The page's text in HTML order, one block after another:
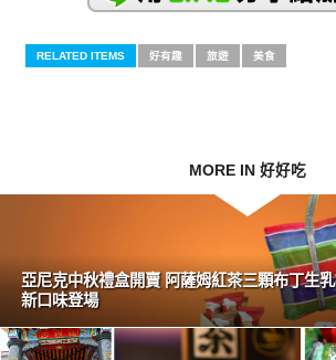
RELATED ITEMS 好有趣 旅遊 美食
MORE IN 好好吃
亞尼克中秋禮盒開賣 阿薩姆紅茶三顆布丁生
新口味登場